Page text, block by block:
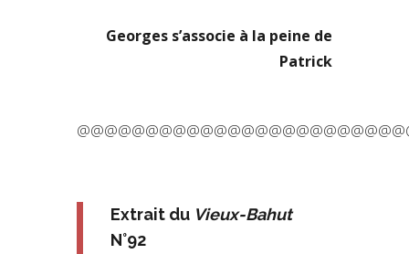
Georges s’associe à la peine de
Patrick
Extrait du Vieux-Bahut
N°92